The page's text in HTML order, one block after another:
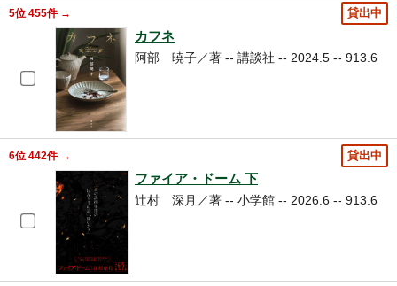
貸出中
5位 455件 →
カフネ
阿部 暁子／著 -- 講談社 -- 2024.5 -- 913.6
貸出中
6位 442件 →
ファイア・ドーム 下
辻村 深月／著 -- 小学館 -- 2026.6 -- 913.6